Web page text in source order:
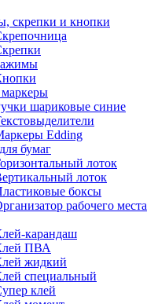
скрепки и кнопки
шариковые синие
Edding
бумаг
лоток
лоток
боксы
рабочего места
карандаш
ПВА
жидкий
специальный
клей